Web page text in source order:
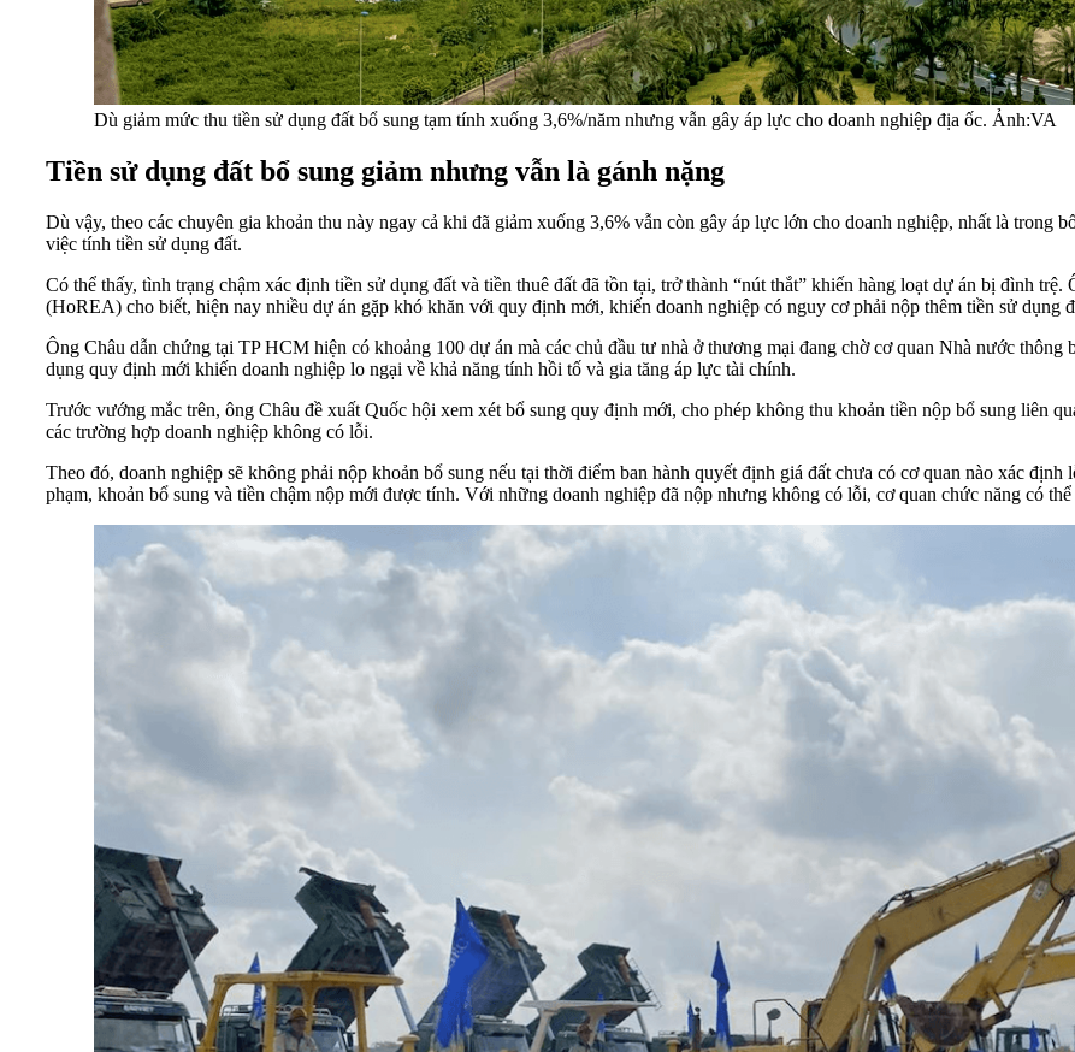
Dù giảm mức thu tiền sử dụng đất bổ sung tạm tính xuống 3,6%/năm nhưng vẫn gây áp lực cho doanh nghiệp địa ốc. Ảnh:VA
Tiền sử dụng đất bổ sung giảm nhưng vẫn là gánh nặng
Dù vậy, theo các chuyên gia khoản thu này ngay cả khi đã giảm xuống 3,6% vẫn còn gây áp lực lớn cho doanh nghiệp, nhất là trong
việc tính tiền sử dụng đất.
Có thể thấy, tình trạng chậm xác định tiền sử dụng đất và tiền thuê đất đã tồn tại, trở thành “nút thắt” khiến hàng loạt dự án bị đình
(HoREA) cho biết, hiện nay nhiều dự án gặp khó khăn với quy định mới, khiến doanh nghiệp có nguy cơ phải nộp thêm tiền sử dụng
Ông Châu dẫn chứng tại TP HCM hiện có khoảng 100 dự án mà các chủ đầu tư nhà ở thương mại đang chờ cơ quan Nhà nước thông
dụng quy định mới khiến doanh nghiệp lo ngại về khả năng tính hồi tố và gia tăng áp lực tài chính.
Trước vướng mắc trên, ông Châu đề xuất Quốc hội xem xét bổ sung quy định mới, cho phép không thu khoản tiền nộp bổ sung liên
các trường hợp doanh nghiệp không có lỗi.
Theo đó, doanh nghiệp sẽ không phải nộp khoản bổ sung nếu tại thời điểm ban hành quyết định giá đất chưa có cơ quan nào xác
phạm, khoản bổ sung và tiền chậm nộp mới được tính. Với những doanh nghiệp đã nộp nhưng không có lỗi, cơ quan chức năng có